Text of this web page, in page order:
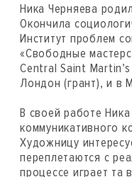
Ника Черняева
Окончила
Институт проблем
«Свободные
Central Saint
Лондон (грант), и в
В своей работе
коммуникативного
Художницу
переплетаются с
процессе играет та